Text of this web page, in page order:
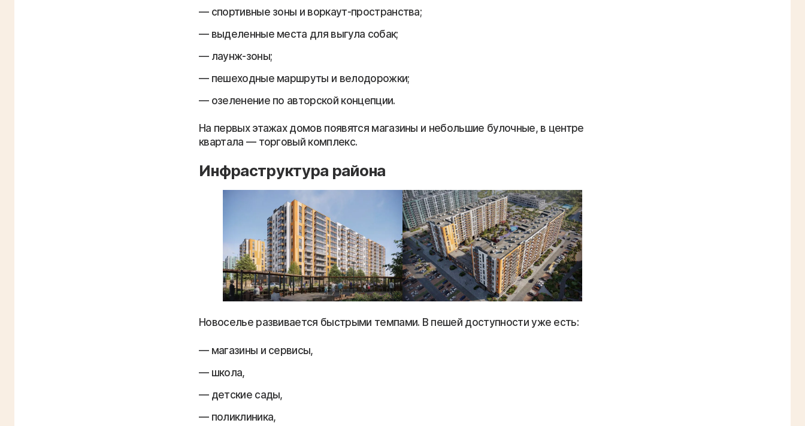
спортивные зоны и воркаут-пространства;
выделенные места для выгула собак;
лаунж-зоны;
пешеходные маршруты и велодорожки;
озеленение по авторской концепции.
На первых этажах домов появятся магазины и небольшие булочные, в центре
квартала — торговый комплекс.
Инфраструктура района
Новоселье развивается быстрыми темпами. В пешей доступности уже есть:
магазины и сервисы,
школа,
детские сады,
поликлиника,